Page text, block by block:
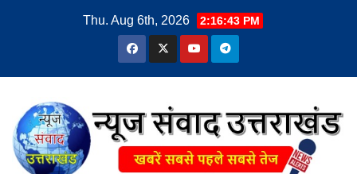
Thu. Aug 6th, 2026 2:16:44 PM